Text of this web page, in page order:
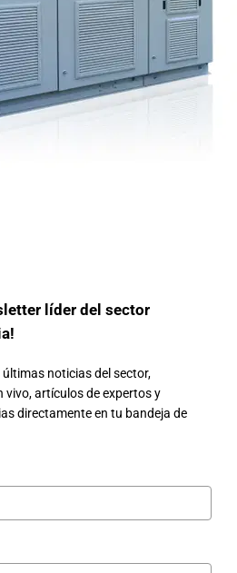
líder del sector
noticias del sector,
vivo, artículos de expertos y
directamente en tu bandeja de